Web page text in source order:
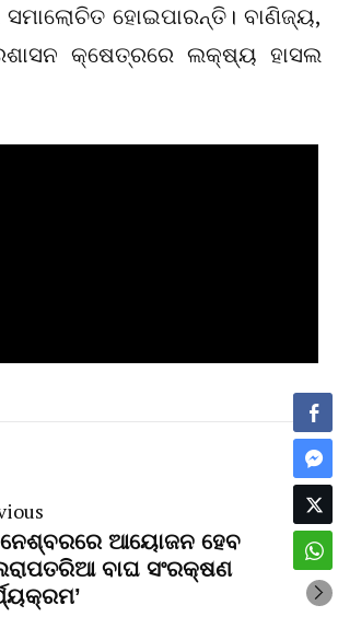
ସମାଲୋଚିତ ହୋଇପାରନ୍ତି। ବାଣିଜ୍ୟ,
କ୍ଷେତ୍ରରେ ଲକ୍ଷ୍ୟ ହାସଲ
ଆୟୋଜନ ହେବ
ବାଘ ସଂରକ୍ଷଣ